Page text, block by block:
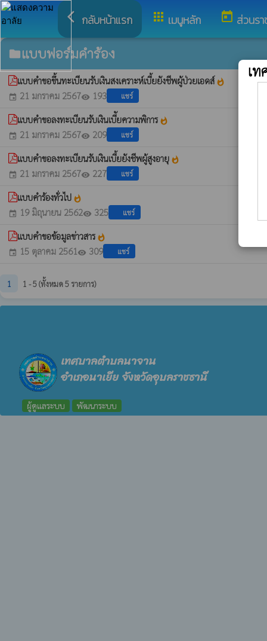
arrow_back_ios กลับหน้าแรก apps เมนูหลัก today ส่วนร
folderแบบฟอร์มคำร้อง
แบบคำขอขึ้นทะเบียนรับเงินสงเคราะห์เบี้ยยังชีพผู้ป่วยเอดส์whatshot
event 21 มกราคม 2567visibility 193 แชร์
แบบคำขอลงทะเบียนรับเงินเบีัยความพิการ whatshot
event 21 มกราคม 2567visibility 209 แชร์
แบบคำขอลงทะเบียนรับเงินเบี้ยยังชีพผู้สูงอายุ whatshot
event 21 มกราคม 2567visibility 227 แชร์
แบบคำร้องทั่วไป whatshot
event 19 มิถุนายน 2562visibility 325 แชร์
แบบคำขอข้อมูลข่าวสาร whatshot
event 15 ตุลาคม 2561 visibility 309 แชร์
1 1 - 5 (ทั้งหมด 5 รายการ)
เทศบาลตำบลนาจาน
อำเภอนาเยีย จังหวัดอุบลราชธานี
ผู้ดูแลระบบ พัฒนาระบบ
เ